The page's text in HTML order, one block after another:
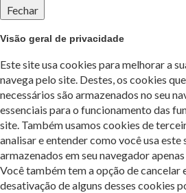
Fechar
Visão geral de privacidade
Este site usa cookies para melhorar a
navega pelo site. Destes, os cookies
necessários são armazenados no seu
essenciais para o funcionamento das
site. Também usamos cookies de
analisar e entender como você usa este
armazenados em seu navegador
Você também tem a opção de cancelar
desativação de alguns desses cookies